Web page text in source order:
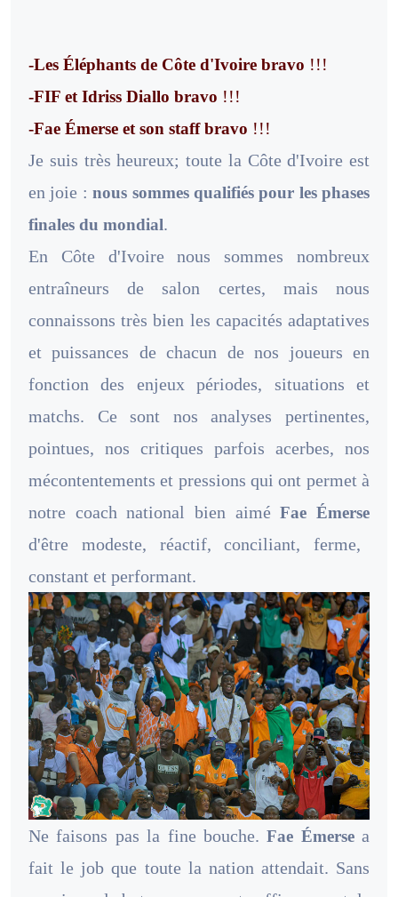
-Les Éléphants de Côte d'Ivoire bravo !!!
-FIF et Idriss Diallo bravo !!!
-Fae Émerse et son staff bravo !!!
Je suis très heureux; toute la Côte d'Ivoire est
en joie :nous sommes qualifiés pour les phases
finales du mondial.
En Côte d'Ivoire nous sommes nombreux
entraîneurs de salon certes, mais nous
connaissons très bien les capacités adaptatives
et puissances de chacun de nos joueurs en
fonction des enjeux périodes, situations et
matchs. Ce sont nos analyses pertinentes,
pointues, nos critiques parfois acerbes, nos
mécontentements et pressions qui ont permet à
notre coach national bien aiméFae Émerse
d'être modeste, réactif, conciliant, ferme,
constant et performant.
Ne faisons pas la fine bouche.Fae Émersea
fait le job que toute la nation attendait. Sans